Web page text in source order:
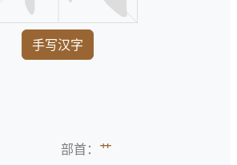
手写汉字
部首： 艹